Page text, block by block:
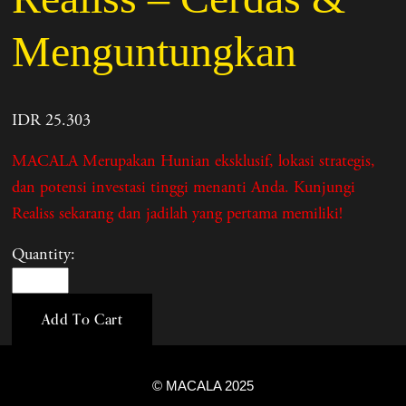
Menguntungkan
IDR 25.303
MACALA Merupakan Hunian eksklusif, lokasi strategis,
dan potensi investasi tinggi menanti Anda. Kunjungi
Realiss sekarang dan jadilah yang pertama memiliki!
Quantity:
Add To Cart
© MACALA 2025